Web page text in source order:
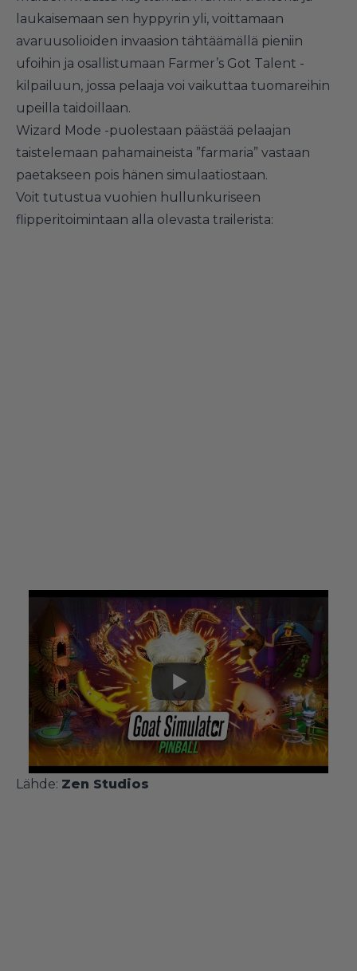
laukaisemaan sen hyppyrin yli, voittamaan
avaruusolioiden invaasion tähtäämällä pieniin
ufoihin ja osallistumaan Farmer’s Got Talent -
kilpailuun, jossa pelaaja voi vaikuttaa tuomareihin
upeilla taidoillaan.
Wizard Mode -puolestaan päästää pelaajan
taistelemaan pahamaineista ”farmaria” vastaan
paetakseen pois hänen simulaatiostaan.
Voit tutustua vuohien hullunkuriseen
flipperitoimintaan alla olevasta trailerista:
Lähde: Zen Studios